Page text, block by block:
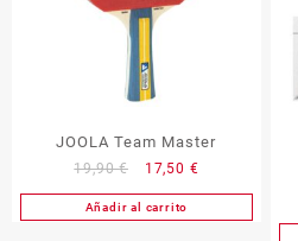
JOOLA Team Master
19,90€
El
precio
original
17,50 €El
precio
actual
Añadir al carrito